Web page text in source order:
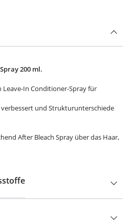
200 ml.
Leave-In Conditioner-Spray für
und Strukturunterschiede
After Bleach Spray über das Haar,